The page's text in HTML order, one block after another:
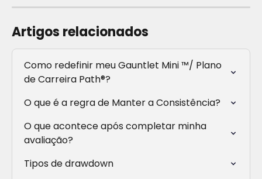
Artigos relacionados
Como redefinir meu Gauntlet Mini ™/ Plano
de Carreira Path®?
O que é a regra de Manter a Consistência?
O que acontece após completar minha
avaliação?
Tipos de drawdown